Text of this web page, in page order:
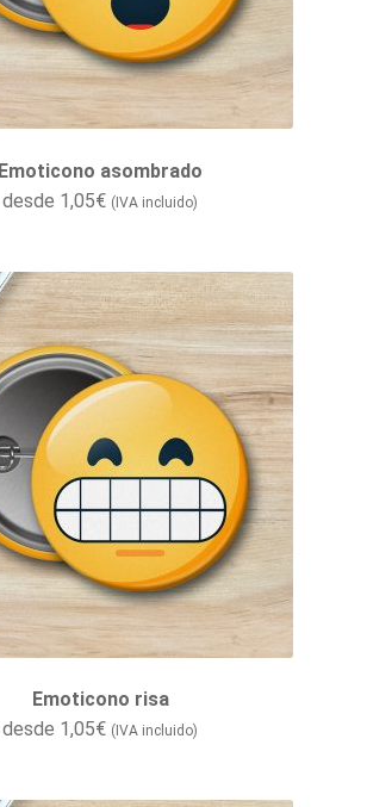
Emoticono asombrado
desde 1,05€ (IVA incluido)
Emoticono risa
desde 1,05€ (IVA incluido)